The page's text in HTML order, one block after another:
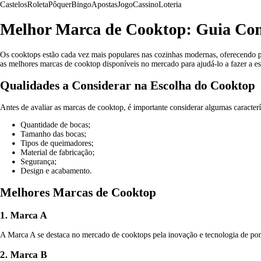
CastelosRoletaPôquerBingoApostasJogoCassinoLoteria
Melhor Marca de Cooktop: Guia
Os cooktops estão cada vez mais populares nas cozinhas modernas,
as melhores marcas de cooktop disponíveis no mercado para ajudá-lo a fazer a
Qualidades a Considerar na Escolha do Cooktop
Antes de avaliar as marcas de cooktop, é importante considerar algumas
Quantidade de bocas;
Tamanho das bocas;
Tipos de queimadores;
Material de fabricação;
Segurança;
Design e acabamento.
Melhores Marcas de Cooktop
1. Marca A
A Marca A se destaca no mercado de cooktops pela inovação e tecnologia de
2. Marca B